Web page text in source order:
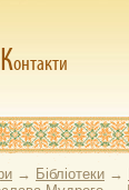
Контакти
→ Бібліотеки →